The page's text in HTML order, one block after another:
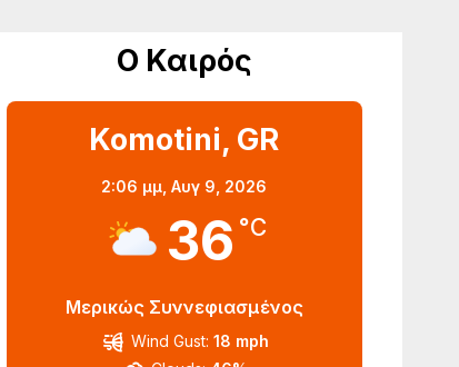
Ο Καιρός
Komotini, GR
2:06 μμ,Αυγ 9, 2026
36 °C
Μερικώς Συννεφιασμένος
Wind Gust: 18 mph